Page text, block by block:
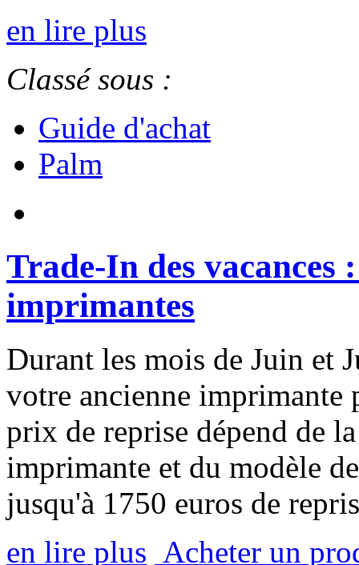
en lire plus
Classé sous :
Guide d'achat
Palm
Trade-In des vacances
imprimantes
Durant les mois de Juin et
votre ancienne imprimante
prix de reprise dépend de
imprimante et du modèle
jusqu'à 1750 euros de
en lire plus Acheter un